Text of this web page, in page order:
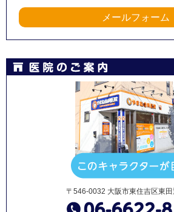
メールフォーム
〒546-0032 大阪市東住吉区東